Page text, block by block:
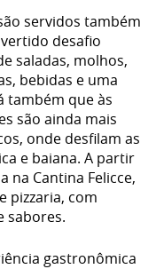
servidos também
desafio
saladas, molhos,
bebidas e uma
também que às
são ainda mais
onde desfilam as
e baiana. A partir
na Cantina Felicce,
pizzaria, com
sabores.
gastronômica